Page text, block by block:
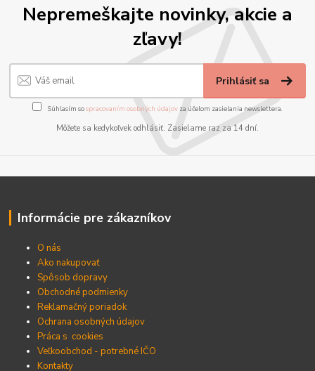
Nepremeškajte novinky, akcie a
zľavy!
Prihlásiť sa
Súhlasím sospracovaním osobných údajov za účelom zasielania newslettera.
Môžete sa kedykoľvek odhlásiť. Zasielame raz za 14 dní.
Informácie pre zákazníkov
O nás
Ako nakupovať
Spôsob dopravy
Obchodné podmienky
Reklamačný poriadok
Ochrana osobných údajov
Práca s cookies
Veľkoobchod - potrebné IČO
Kontakty